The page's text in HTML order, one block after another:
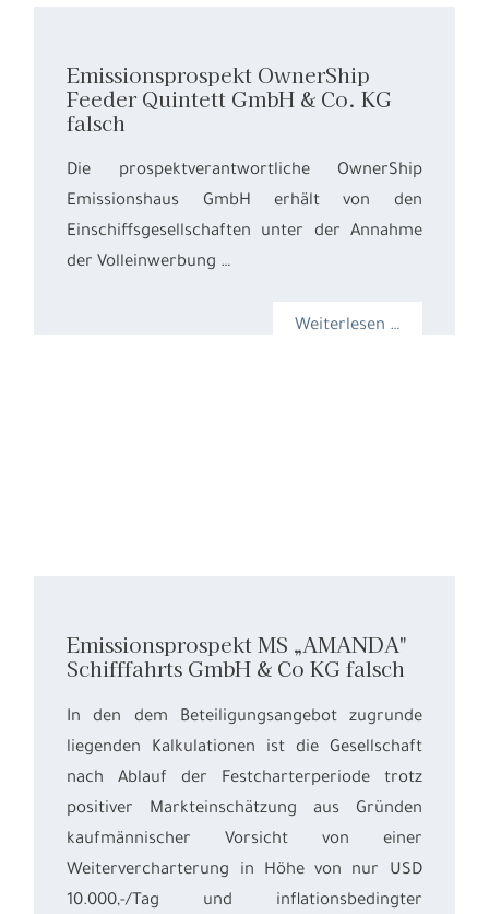
Emissionsprospekt OwnerShip
Feeder Quintett GmbH & Co. KG
falsch
Die prospektverantwortliche OwnerShip
Emissionshaus GmbH erhält von den
Einschiffsgesellschaften unter der Annahme
der Volleinwerbung …
Weiterlesen …
Emissionsprospekt MS „AMANDA"
Schifffahrts GmbH & Co KG falsch
In den dem Beteiligungsangebot zugrunde
liegenden Kalkulationen ist die Gesellschaft
nach Ablauf der Festcharterperiode trotz
positiver Markteinschätzung aus Gründen
kaufmännischer Vorsicht von einer
Weitervercharterung in Höhe von nur USD
10.000,-/Tag und inflationsbedingter